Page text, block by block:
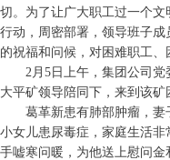
切。为了让广大职工过一个
行动，周密部署，领导班子
的祝福和问候，对困难职工、
2月5日上午，集团公司
大平矿领导陪同下，来到该矿
葛革新患有肺部肿瘤，妻
小女儿患尿毒症，家庭生活
手嘘寒问暖，为他送上慰问